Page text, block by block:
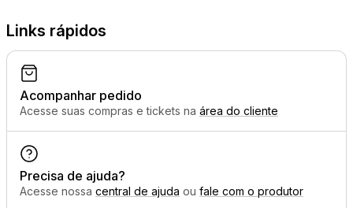
Links rápidos
Acompanhar pedido
Acesse suas compras e tickets na área do cliente
Precisa de ajuda?
Acesse nossa central de ajuda ou fale com o produtor